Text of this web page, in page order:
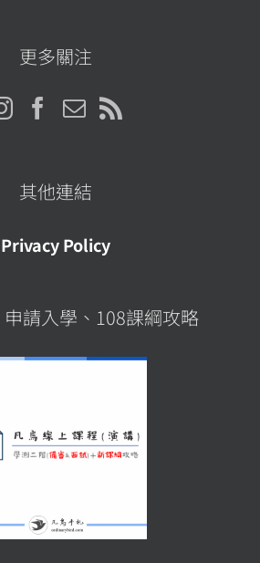
更多關注
其他連結
Privacy Policy
請入學、108課綱攻略